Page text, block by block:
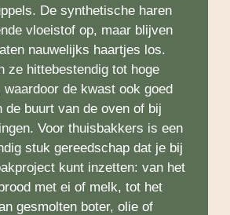
De synthetische haren
vloeistof op, maar blijven
nauwelijks haartjes los.
ze hittebestendig tot hoge
waardoor de kwast ook goed
de buurt van de oven of bij
Voor thuisbakkers is een
stuk gereedschap dat je bij
kunt inzetten: van het
met ei of melk, tot het
gesmolten boter, olie of